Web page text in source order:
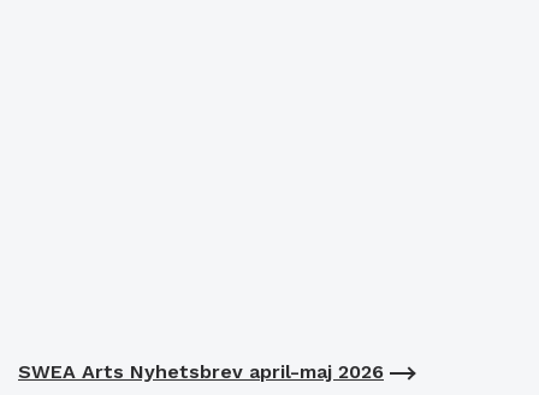
SWEA Arts Nyhetsbrev april-maj 2026